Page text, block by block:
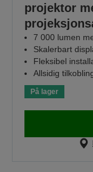
projektor
7 000 lumen
Skalerbart
Fleksibel
Allsidig
På lager